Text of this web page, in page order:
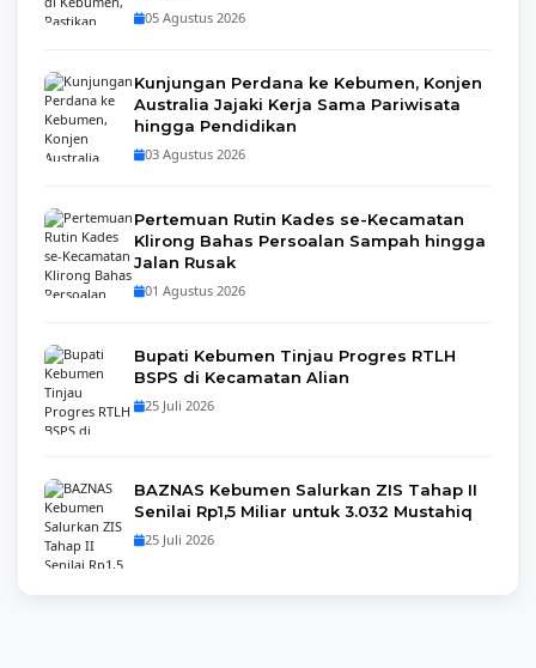
05 Agustus 2026
Kunjungan Perdana ke Kebumen, Konjen
Australia Jajaki Kerja Sama Pariwisata
hingga Pendidikan
03 Agustus 2026
Pertemuan Rutin Kades se-Kecamatan
Klirong Bahas Persoalan Sampah hingga
Jalan Rusak
01 Agustus 2026
Bupati Kebumen Tinjau Progres RTLH
BSPS di Kecamatan Alian
25 Juli 2026
BAZNAS Kebumen Salurkan ZIS Tahap II
Senilai Rp1,5 Miliar untuk 3.032 Mustahiq
25 Juli 2026